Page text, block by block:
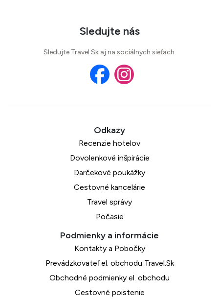
Sledujte nás
Sledujte Travel.Sk aj na sociálnych sieťach.
Recenzie hotelov
Dovolenkové inšpirácie
Darčekové poukážky
Cestovné kancelárie
Travel správy
Počasie
Kontakty a Pobočky
Prevádzkovateľ el. obchodu Travel.Sk
Obchodné podmienky el. obchodu
Cestovné poistenie